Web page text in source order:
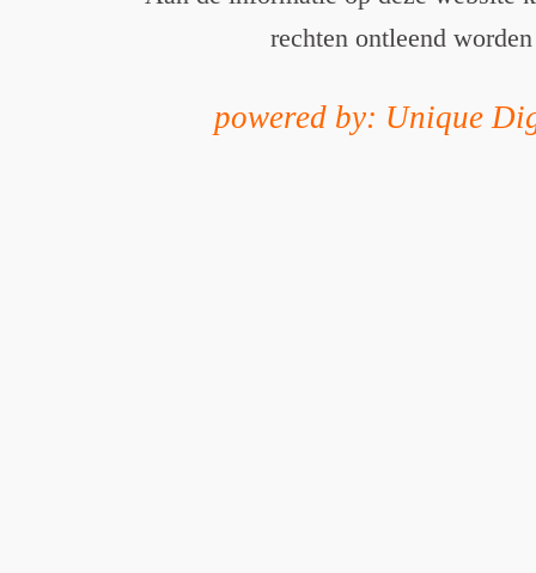
rechten ontleend worden
powered by: Unique